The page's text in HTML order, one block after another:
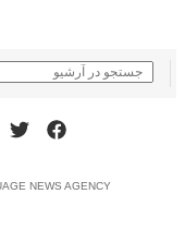
LANGUAGE NEWS AGENCY